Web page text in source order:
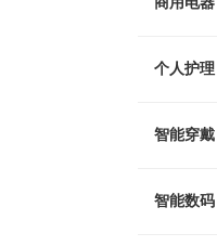
个人护理
智能穿戴
智能数码